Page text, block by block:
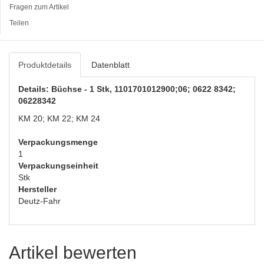
Fragen zum Artikel
Teilen
Produktdetails Datenblatt
Details: Büchse - 1 Stk, 1101701012900;06; 0622 8342;
06228342
KM 20; KM 22; KM 24
Verpackungsmenge
1
Verpackungseinheit
Stk
Hersteller
Deutz-Fahr
Artikel bewerten